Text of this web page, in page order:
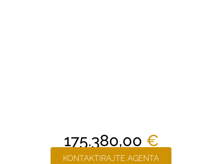
175.380,00 €
KONTAKTIRAJTE AGENTA